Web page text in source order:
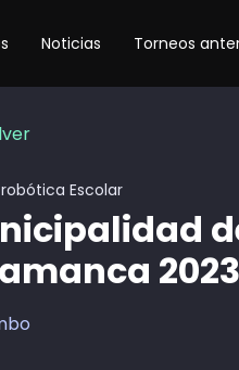
Noticias Torneos
Escolar
2023